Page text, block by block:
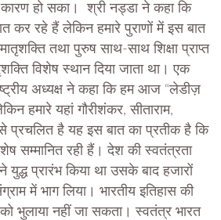
हो सका। श्री नड्डा ने कहा कि
कर रहे हैं लेकिन हमारे पुराणों में इस बात
तथा पुरुष साथ-साथ शिक्षा प्राप्त
विशेष स्थान दिया जाता था। एक
अध्यक्ष ने कहा कि हम आज “लेडीज़
हमारे यहां गौरीशंकर, सीताराम,
से प्रचलित है यह इस बात का प्रतीक है कि
सम्मानित रही हैं। देश की स्वतंत्रता
ने युद्ध प्रारंभ किया था उसके बाद हजारों
में भाग लिया। भारतीय इतिहास की
भुलाया नहीं जा सकता। स्वतंत्र भारत